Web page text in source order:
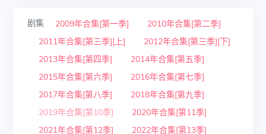
剧集 2009年合集[第一季]
2010年合集[第二季]
2011年合集[第三季][上]
2012年合集[第三季][下]
2013年合集[第四季]
2014年合集[第五季]
2015年合集[第六季]
2016年合集[第七季]
2017年合集[第八季]
2018年合集[第九季]
2019年合集[第10季]
2020年合集[第11季]
2021年合集[第12季]
2022年合集[第13季]